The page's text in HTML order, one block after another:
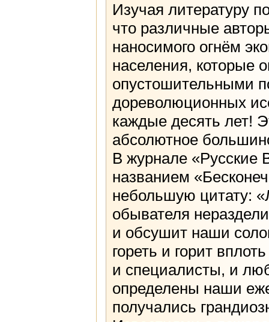
Изучая литературу
что различные
наносимого огнём
населения, которые
опустошительными
дореволюционных
каждые десять лет!
абсолютное
В журнале «Русские
названием
небольшую цитату:
обывателя
и обсушит наши
гореть и горит
и специалисты, и
определены наши
получались